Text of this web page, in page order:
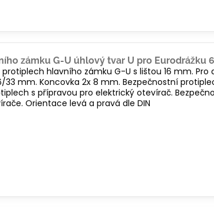
zámku G-U úhlový tvar U pro Eurodrážku
protiplech hlavního zámku G-U s lištou 16 mm.
33 mm. Koncovka 2x 8 mm. Bezpečnostní
s přípravou pro elektrický otevírač.
Orientace levá a pravá dle DIN